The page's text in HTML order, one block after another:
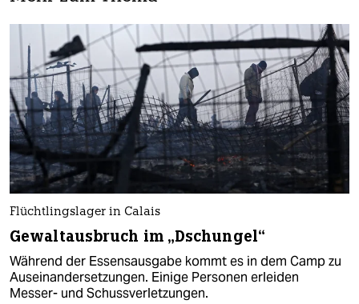
Flüchtlingslager in Calais
Gewaltausbruch im „Dschungel“
Während der Essensausgabe kommt es in dem Camp zu
Auseinandersetzungen. Einige Personen erleiden
Messer- und Schussverletzungen.